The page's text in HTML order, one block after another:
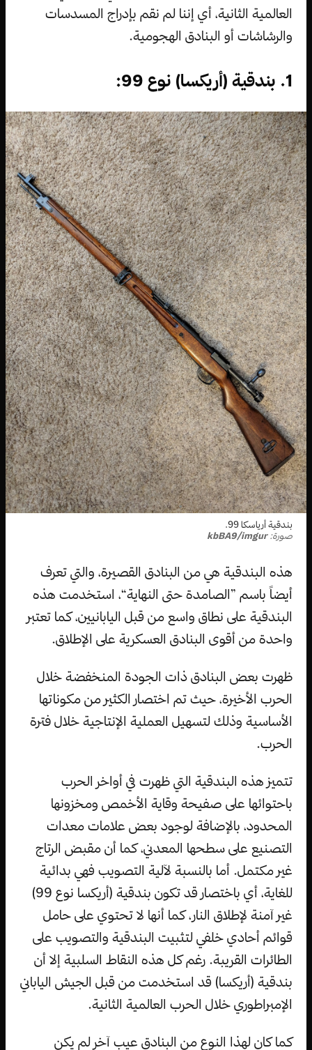
العالمية الثانية، أي إننا لم نقم بإدراج المسدسات
والرشاشات أو البنادق الهجومية.
1. بندقية (أريكسا) نوع 99:
بندقية أرياسكا 99.
صورة:kbBA9/imgur
هذه البندقية هي من البنادق القصيرة، والتي تعرف
أيضاً باسم ”الصامدة حتى النهاية“، استخدمت هذه
البندقية على نطاق واسع من قبل اليابانيين، كما تعتبر
واحدة من أقوى البنادق العسكرية على الإطلاق.
ظهرت بعض البنادق ذات الجودة المنخفضة خلال
الحرب الأخيرة، حيث تم اختصار الكثير من مكوناتها
الأساسية وذلك لتسهيل العملية الإنتاجية خلال فترة
الحرب.
تتميز هذه البندقية التي ظهرت في أواخر الحرب
باحتوائها على صفيحة وقاية الأخمص ومخزونها
المحدود، بالإضافة لوجود بعض علامات معدات
التصنيع على سطحها المعدني، كما أن مقبض الرتاج
غير مكتمل. أما بالنسبة لآلية التصويب فهي بدائية
للغاية، أي باختصار قد تكون بندقية (أريكسا نوع 99)
غير آمنة لإطلاق النار، كما أنها لا تحتوي على حامل
قوائم أحادي خلفي لتثبيت البندقية والتصويب على
الطائرات القريبة. رغم كل هذه النقاط السلبية إلا أن
بندقية (أريكسا) قد استخدمت من قبل الجيش الياباني
الإمبراطوري خلال الحرب العالمية الثانية.
كما كان لهذا النوع من البنادق عيب آخر لم يكن